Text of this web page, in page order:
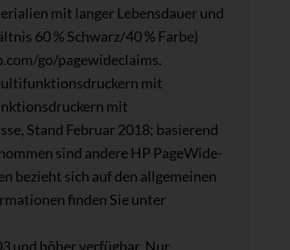
mit langer Lebensdauer und
60 % Schwarz/40 % Farbe)
go/pagewideclaims.
mit
mit
Stand Februar 2018; basierend
sind andere HP PageWide-
bezieht sich auf den allgemeinen
finden Sie unter
und höher verfügbar. Nur